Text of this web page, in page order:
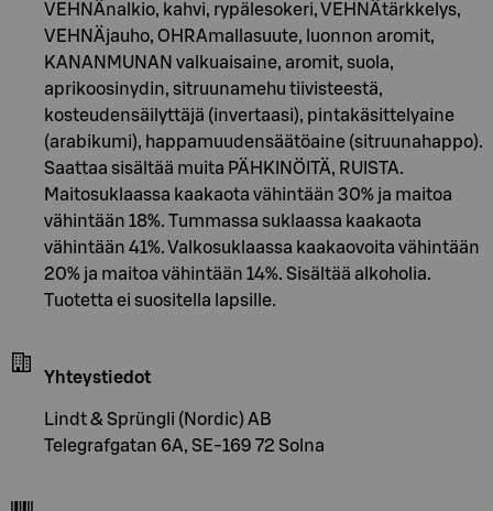
VEHNÄnalkio, kahvi, rypälesokeri, VEHNÄtärkkelys,
VEHNÄjauho, OHRAmallasuute, luonnon aromit,
KANANMUNAN valkuaisaine, aromit, suola,
aprikoosinydin, sitruunamehu tiivisteestä,
kosteudensäilyttäjä (invertaasi), pintakäsittelyaine
(arabikumi), happamuudensäätöaine (sitruunahappo).
Saattaa sisältää muita PÄHKINÖITÄ, RUISTA.
Maitosuklaassa kaakaota vähintään 30% ja maitoa
vähintään 18%. Tummassa suklaassa kaakaota
vähintään 41%. Valkosuklaassa kaakaovoita vähintään
20% ja maitoa vähintään 14%. Sisältää alkoholia.
Tuotetta ei suositella lapsille.
Yhteystiedot
Lindt & Sprüngli (Nordic) AB
Telegrafgatan 6A, SE-169 72 Solna